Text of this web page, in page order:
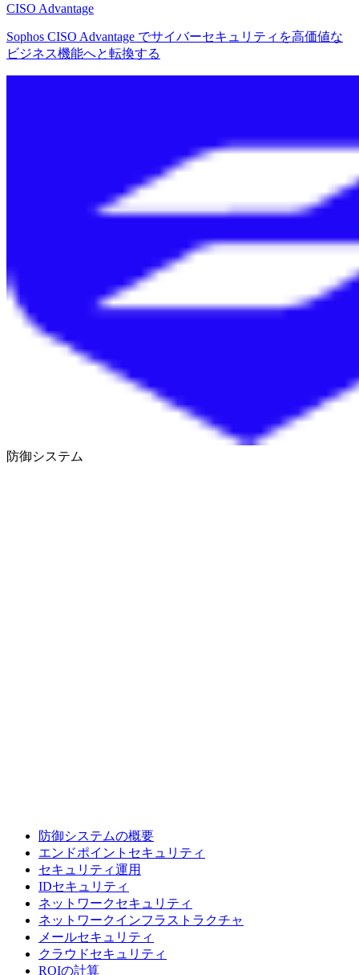
CISO Advantage
Sophos CISO Advantage でサイバーセキュリティを高価値な
ビジネス機能へと転換する
防御システム
防御システムの概要
エンドポイントセキュリティ
セキュリティ運用
IDセキュリティ
ネットワークセキュリティ
ネットワークインフラストラクチャ
メールセキュリティ
クラウドセキュリティ
ROIの計算